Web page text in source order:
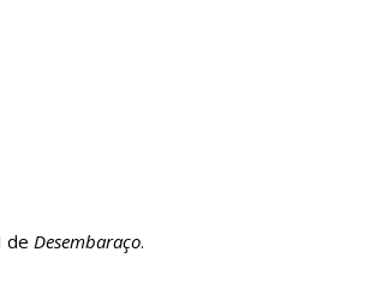
de Desembaraço.